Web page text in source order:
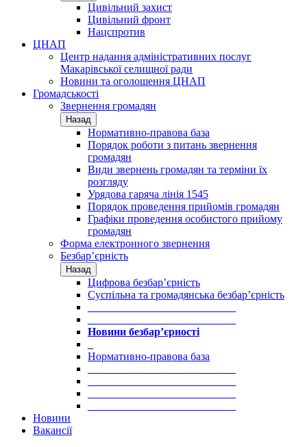
Цивільний захист
Цивільний фронт
Нацспротив
ЦНАП
Центр надання адміністративних послуг
Макарівської селищної ради
Новини та оголошення ЦНАП
Громадськості
Звернення громадян
Назад
Нормативно-правова база
Порядок роботи з питань звернення
громадян
Види звернень громадян та терміни їх
розгляду
Урядова гаряча лінія 1545
Порядок проведення прийомів громадян
Графіки проведення особистого прийому
громадян
Форма електронного звернення
Безбар’єрність
Назад
Цифрова безбар’єрність
Суспільна та громадянська безбар’єрність
Новини безбар’єрності
Нормативно-правова база
Новини
Вакансії